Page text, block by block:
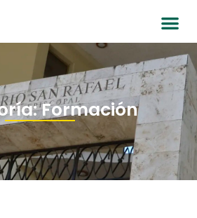
Formación